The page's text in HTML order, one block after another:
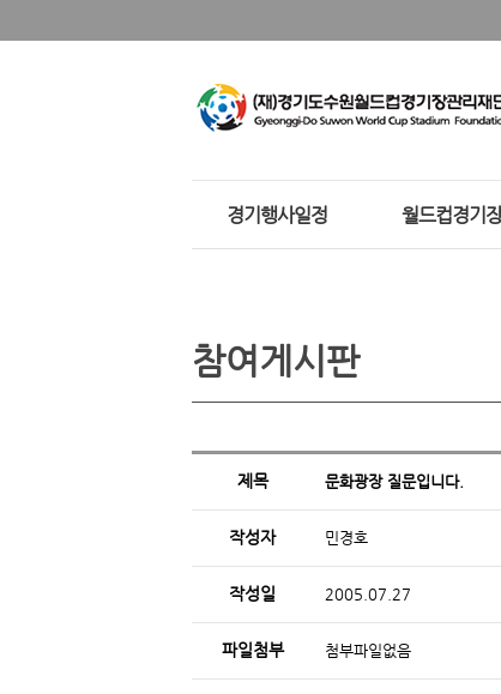
경기행사일정 월드컵경기장
참여게시판
제목 문화광장 질문입니다.
작성자 민경호
작성일 2005.07.27
파일첨부 첨부파일없음